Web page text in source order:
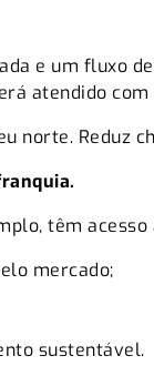
e um fluxo
atendido
norte. Reduz
têm
mercado;
sustentável.